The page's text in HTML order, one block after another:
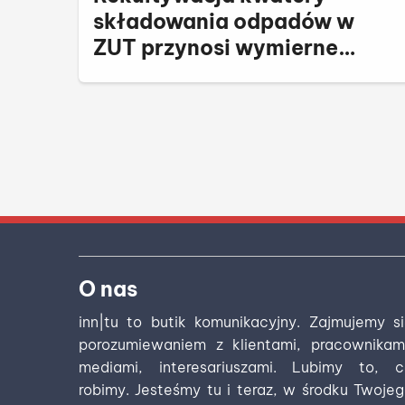
składowania odpadów w
ZUT przynosi wymierne
O nas
inn|tu to butik komunikacyjny. Zajmujemy
porozumiewaniem z klientami,
mediami, interesariuszami. Lubimy to,
robimy. Jesteśmy tu i teraz, w środku